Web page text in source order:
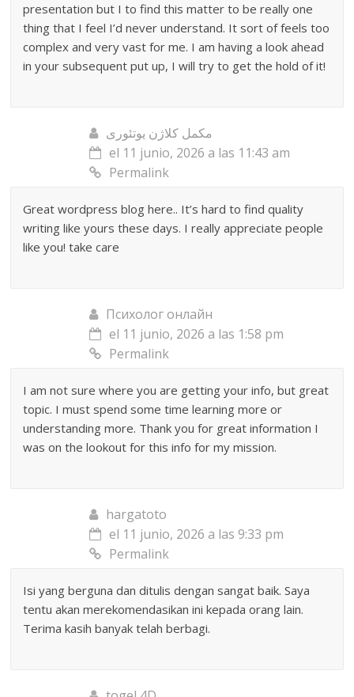
presentation but I to find this matter to be really one
thing that I feel I’d never understand. It sort of feels too
complex and very vast for me. I am having a look ahead
in your subsequent put up, I will try to get the hold of it!
مکمل کلاژن یوتئوری
el 11 junio, 2026 a las 11:43 am
Permalink
Great wordpress blog here.. It’s hard to find quality
writing like yours these days. I really appreciate people
like you! take care
Психолог онлайн
el 11 junio, 2026 a las 1:58 pm
Permalink
I am not sure where you are getting your info, but great
topic. I must spend some time learning more or
understanding more. Thank you for great information I
was on the lookout for this info for my mission.
hargatoto
el 11 junio, 2026 a las 9:33 pm
Permalink
Isi yang berguna dan ditulis dengan sangat baik. Saya
tentu akan merekomendasikan ini kepada orang lain.
Terima kasih banyak telah berbagi.